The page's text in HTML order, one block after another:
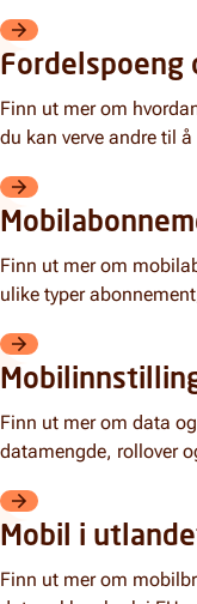
Familie og barn
Fordelspoeng
Finn ut mer om
du kan verve andre til
Fordelspoeng og
Finn ut mer om
ulike typer
Mobilabonnement
Finn ut mer om data
datamengde, rollover
Mobilinnstillinger,
Mobil i
Finn ut mer om